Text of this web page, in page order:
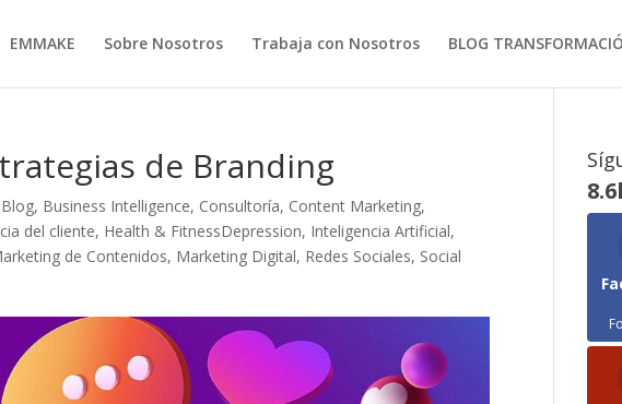
EMMAKE Sobre Nosotros Trabaja con Nosotros BLOG
de Branding
Blog, Business Intelligence, Consultoría, Content Marketing,
del cliente, Health & FitnessDepression, Inteligencia Artificial,
de Contenidos, Marketing Digital, Redes Sociales, Social